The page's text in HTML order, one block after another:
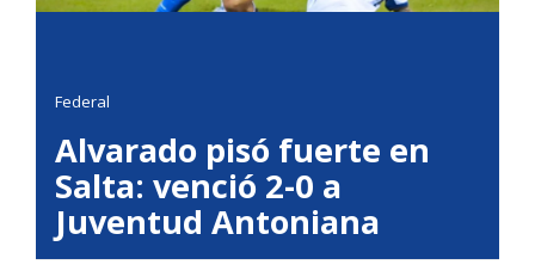
Federal
Alvarado pisó fuerte en
Salta: venció 2-0 a
Juventud Antoniana